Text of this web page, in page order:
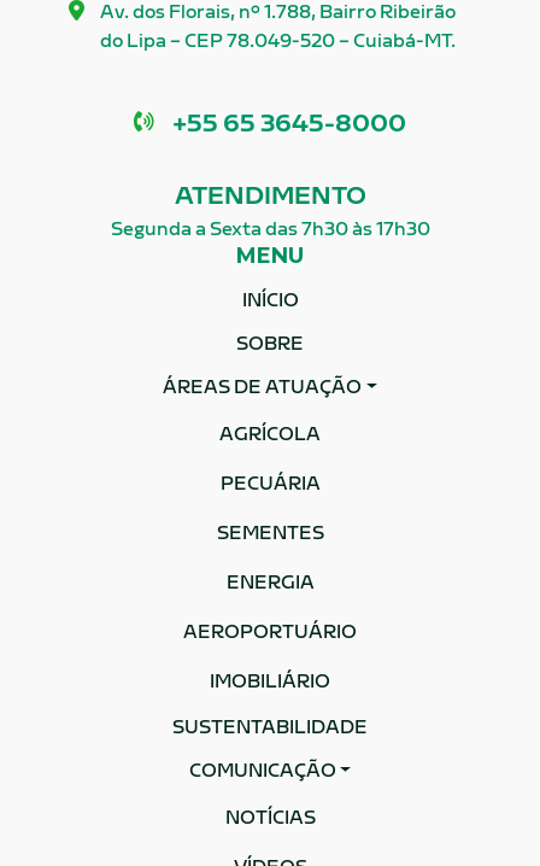
Av. dos Florais, nº 1.788, Bairro Ribeirão
do Lipa – CEP 78.049-520 – Cuiabá-MT.
Telefone
+55 65 3645-8000
ATENDIMENTO
Segunda a Sexta das 7h30 às 17h30
MENU
INÍCIO
SOBRE
ÁREAS DE ATUAÇÃO
AGRÍCOLA
PECUÁRIA
SEMENTES
ENERGIA
AEROPORTUÁRIO
IMOBILIÁRIO
SUSTENTABILIDADE
COMUNICAÇÃO
NOTÍCIAS